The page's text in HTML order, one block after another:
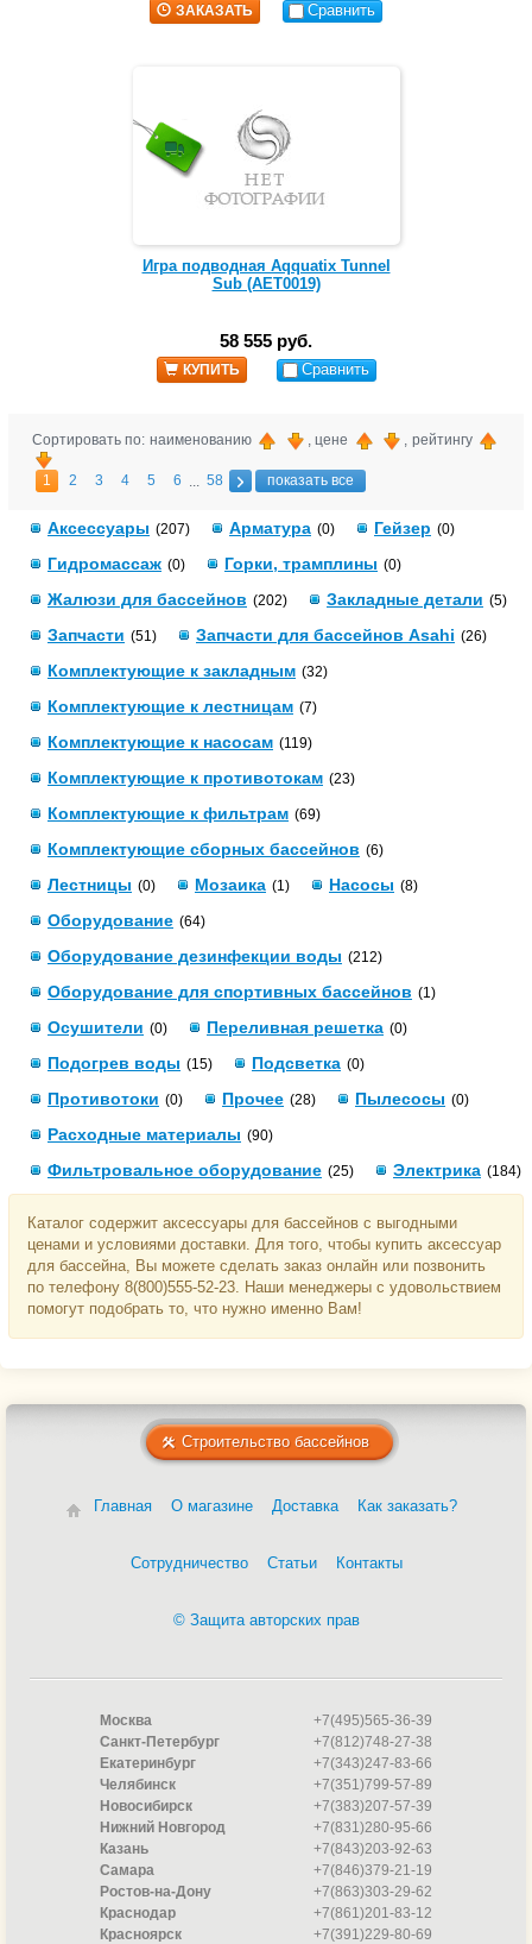
ЗАКАЗАТЬ Сравнить
Игра подводная Aqquatix Tunnel
Sub (AET0019)
58 555 руб.
КУПИТЬ Сравнить
Сортировать по: наименованию , цене , рейтингу
1 2 3 4 5 6 ... 58 показать все
Аксессуары (207) Арматура (0) Гейзер (0)
Гидромассаж (0) Горки, трамплины (0)
Жалюзи для бассейнов (202) Закладные детали (5)
Запчасти (51) Запчасти для бассейнов Asahi (26)
Комплектующие к закладным (32)
Комплектующие к лестницам (7)
Комплектующие к насосам (119)
Комплектующие к противотокам (23)
Комплектующие к фильтрам (69)
Комплектующие сборных бассейнов (6)
Лестницы (0) Мозаика (1) Насосы (8)
Оборудование (64)
Оборудование дезинфекции воды (212)
Оборудование для спортивных бассейнов (1)
Осушители (0) Переливная решетка (0)
Подогрев воды (15) Подсветка (0)
Противотоки (0) Прочее (28) Пылесосы (0)
Расходные материалы (90)
Фильтровальное оборудование (25) Электрика (184)
Каталог содержит аксессуары для бассейнов с выгодными
ценами и условиями доставки. Для того, чтобы купить аксессуар
для бассейна, Вы можете сделать заказ онлайн или позвонить
по телефону 8(800)555-52-23. Наши менеджеры с удовольствием
помогут подобрать то, что нужно именно Вам!
Строительство бассейнов
Главная О магазине Доставка Как заказать?
Сотрудничество Статьи Контакты
© Защита авторских прав
Москва
+7(495)565-36-39
Санкт-Петербург
+7(812)748-27-38
Екатеринбург
+7(343)247-83-66
Челябинск
+7(351)799-57-89
Новосибирск
+7(383)207-57-39
Нижний Новгород
+7(831)280-95-66
Казань
+7(843)203-92-63
Самара
+7(846)379-21-19
Ростов-на-Дону
+7(863)303-29-62
Краснодар
+7(861)201-83-12
Красноярск
+7(391)229-80-69